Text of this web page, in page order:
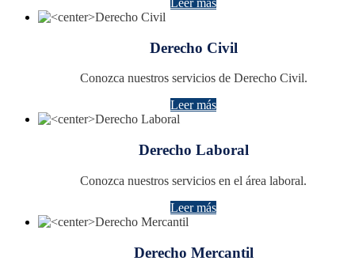
Leer más
Derecho Civil
Conozca nuestros servicios de Derecho Civil.
Leer más
Derecho Laboral
Conozca nuestros servicios en el área laboral.
Leer más
Derecho Mercantil